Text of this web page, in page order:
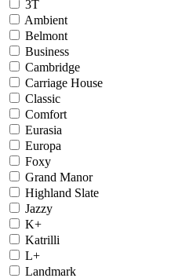
3T
Ambient
Belmont
Business
Cambridge
Carriage House
Classic
Comfort
Eurasia
Europa
Foxy
Grand Manor
Highland Slate
Jazzy
K+
Katrilli
L+
Landmark